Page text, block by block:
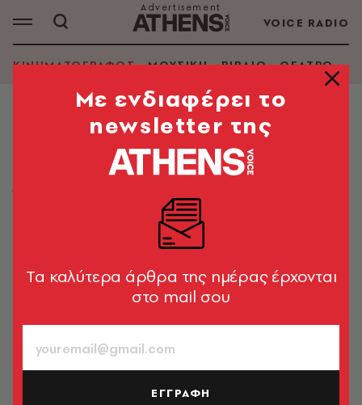
VOICE RADIO
ΚΙΝΗΜΑΤΟΓΡΑΦΟΣ ΜΟΥΣΙΚΗ ΒΙΒΛΙΟ ΘΕΑΤΡΟ -
ΚΙΝΗΜΑΤΟΓΡΑΦΟΣ
Η κυνηγός με τον αετό
2016 | Έγχρ. | Διάρκεια: 87'
Κωνσταντίνος Καϊμάκης
Mε ενδιαφέρει το
newsletter της
Tα καλύτερα άρθρα της ημέρας έρχονται
στο mail σου
ΕΓΓΡΑΦΗ